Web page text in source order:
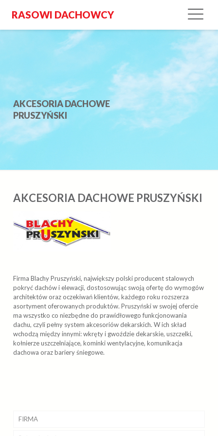
RASOWI DACHOWCY
AKCESORIA DACHOWE
PRUSZYŃSKI
AKCESORIA DACHOWE PRUSZYŃSKI
Firma Blachy Pruszyński, największy polski producent stalowych
pokryć dachów i elewacji, dostosowując swoją ofertę do wymogów
architektów oraz oczekiwań klientów, każdego roku rozszerza
asortyment oferowanych produktów. Pruszyński w swojej ofercie
ma wszystko co niezbędne do prawidłowego funkcjonowania
dachu, czyli pełny system akcesoriów dekarskich. W ich skład
wchodzą między innymi: wkręty i gwoździe dekarskie, uszczelki,
kołnierze uszczelniające, kominki wentylacyjne, komunikacja
dachowa oraz bariery śniegowe.
FIRMA